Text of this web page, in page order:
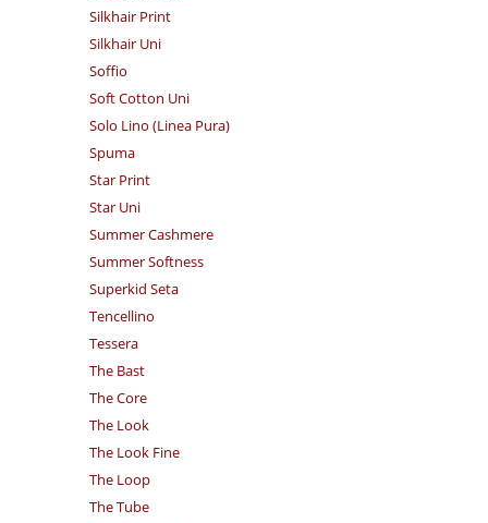
Silkhair Print
Silkhair Uni
Soffio
Soft Cotton Uni
Solo Lino (Linea Pura)
Spuma
Star Print
Star Uni
Summer Cashmere
Summer Softness
Superkid Seta
Tencellino
Tessera
The Bast
The Core
The Look
The Look Fine
The Loop
The Tube